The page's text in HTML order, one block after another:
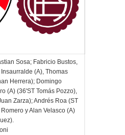
Sosa; Fabricio Bustos,
(A), Thomas
Herrera); Domingo
(A) (36'ST Tomás Pozzo),
Zarza); Andrés Roa (ST
y Alan Velasco (A)